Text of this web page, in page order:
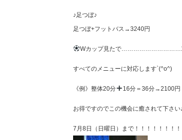
♪足つぼ♪
足つぼ+フットバス→3240円
Wカップ見たで
すべてのメニューに対応します`(^o^)
《例》整体20分 16分＝36分→2100円
お得ですのでこの機会に癒されて下さい
7月8日（日曜日）まで！！！！！！！！